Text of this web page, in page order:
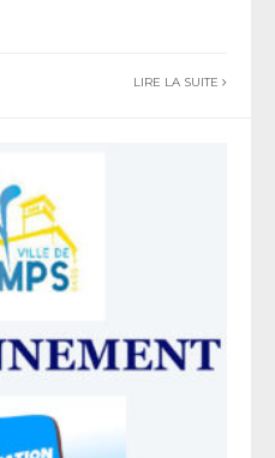
LIRE LA SUITE